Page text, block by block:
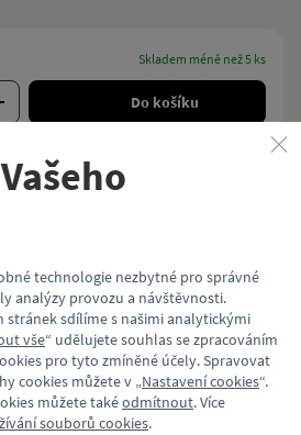
skladem méně než 5 ks
Do košíku
technologie nezbytné pro správné
analýzy provozu a návštěvnosti.
stránek sdílíme s našimi analytickými
vše“ udělujete souhlas se zpracováním
pro tyto zmíněné účely. Spravovat
cookies můžete v „Nastavení cookies“.
můžete takéodmítnout. Více
souborů cookies.